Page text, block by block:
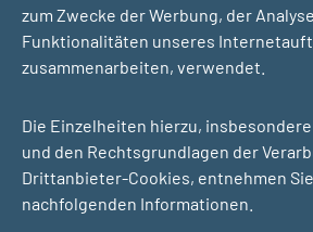
zum Zwecke der Werbung, der
Funktionalitäten unseres
zusammenarbeiten, verwendet.
Die Einzelheiten hierzu,
und den Rechtsgrundlagen der
Drittanbieter-Cookies, entnehmen
nachfolgenden Informationen.